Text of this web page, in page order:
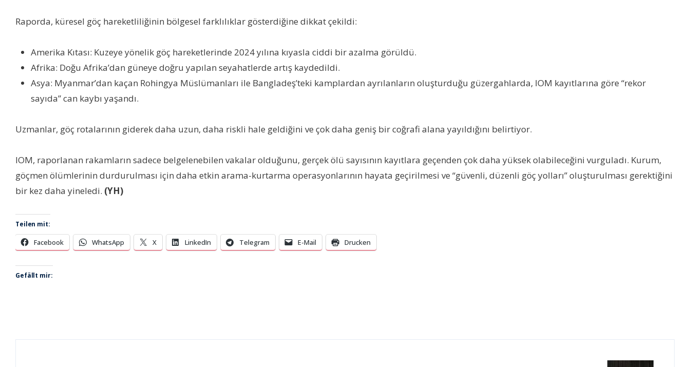
Raporda, küresel göç hareketliliğinin bölgesel farklılıklar gösterdiğine dikkat çekildi:
Amerika Kıtası: Kuzeye yönelik göç hareketlerinde 2024 yılına kıyasla ciddi bir azalma görüldü.
Afrika: Doğu Afrika’dan güneye doğru yapılan seyahatlerde artış kaydedildi.
Asya: Myanmar’dan kaçan Rohingya Müslümanları ile Bangladeş’teki kamplardan ayrılanların oluşturduğu güzergahlarda, IOM kayıtlarına göre “rekor
sayıda” can kaybı yaşandı.
Uzmanlar, göç rotalarının giderek daha uzun, daha riskli hale geldiğini ve çok daha geniş bir coğrafi alana yayıldığını belirtiyor.
IOM, raporlanan rakamların sadece belgelenebilen vakalar olduğunu, gerçek ölü sayısının kayıtlara geçenden çok daha yüksek olabileceğini vurguladı. Kurum,
göçmen ölümlerinin durdurulması için daha etkin arama-kurtarma operasyonlarının hayata geçirilmesi ve “güvenli, düzenli göç yolları” oluşturulması gerektiğini
bir kez daha yineledi. (YH)
Teilen mit:
Facebook WhatsApp X LinkedIn Telegram E-Mail Drucken
Gefällt mir: